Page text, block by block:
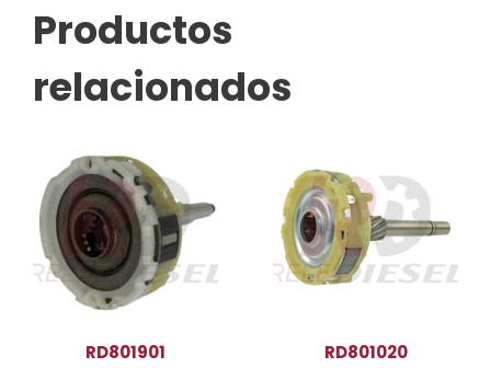
Productos
relacionados
RD801901 RD801020